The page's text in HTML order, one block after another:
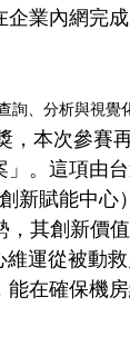
業內網完
詢、分析與視覺
，本次參賽
。這項由
新賦能中
其創新價
運從被動
在確保機